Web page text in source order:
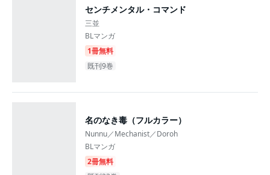
センチメンタル・コマンド
三並
BLマンガ
1冊無料
既刊9巻
名のなき毒（フルカラー）
Nunnu／Mechanist／Doroh
BLマンガ
2冊無料